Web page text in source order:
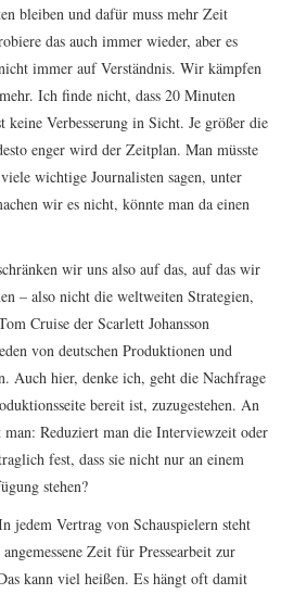
bleiben und dafür muss mehr Zeit
das auch immer wieder, aber es
immer auf Verständnis. Wir kämpfen
Ich finde nicht, dass 20 Minuten
Verbesserung in Sicht. Je größer die
enger wird der Zeitplan. Man müsste
wichtige Journalisten sagen, unter
wir es nicht, könnte man da einen
wir uns also auf das, auf das wir
– also nicht die weltweiten Strategien,
Cruise der Scarlett Johansson
von deutschen Produktionen und
Auch hier, denke ich, geht die Nachfrage
bereit ist, zuzugestehen. An
man: Reduziert man die Interviewzeit oder
fest, dass sie nicht nur an einem
stehen?
jedem Vertrag von Schauspielern steht
Zeit für Pressearbeit zur
kann viel heißen. Es hängt oft damit